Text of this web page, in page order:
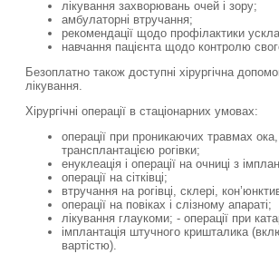
лікування захворювань очей і зору;
амбулаторні втручання;
рекомендації щодо профілактики
навчання пацієнта щодо контролю
Безоплатно також доступні хірургічна
лікування.
Хірургічні операції в стаціонарних умовах:
операції при проникаючих травмах
трансплантацією рогівки;
енуклеація і операції на очниці з
операції на сітківці;
втручання на рогівці, склері,
операції на повіках і слізному апараті;
лікування глаукоми; - операції при
імплантація штучного кришталика
вартістю).